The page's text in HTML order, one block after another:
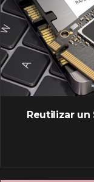
Reutilizar un